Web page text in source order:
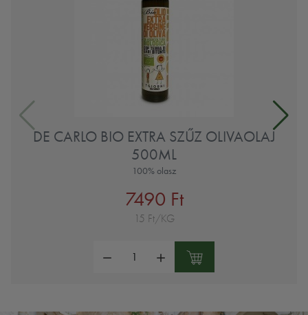
DE CARLO BIO EXTRA SZŰZ OLIVAOLAJ
500ML
100% olasz
7490 Ft
15 Ft/KG